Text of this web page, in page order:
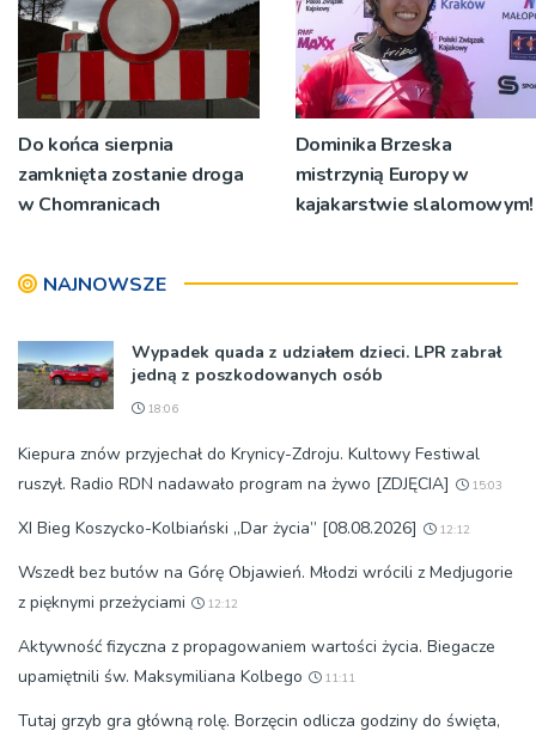
Do końca sierpnia
zamknięta zostanie droga
w Chomranicach
Dominika Brzeska
mistrzynią Europy w
kajakarstwie slalomowym!
NAJNOWSZE
Wypadek quada z udziałem dzieci. LPR zabrał
jedną z poszkodowanych osób
18:06
Kiepura znów przyjechał do Krynicy-Zdroju. Kultowy Festiwal
ruszył. Radio RDN nadawało program na żywo [ZDJĘCIA]
15:03
XI Bieg Koszycko-Kolbiański „Dar życia” [08.08.2026] 12:12
Wszedł bez butów na Górę Objawień. Młodzi wrócili z Medjugorie
z pięknymi przeżyciami
12:12
Aktywność fizyczna z propagowaniem wartości życia. Biegacze
upamiętnili św. Maksymiliana Kolbego
11:11
Tutaj grzyb gra główną rolę. Borzęcin odlicza godziny do święta,